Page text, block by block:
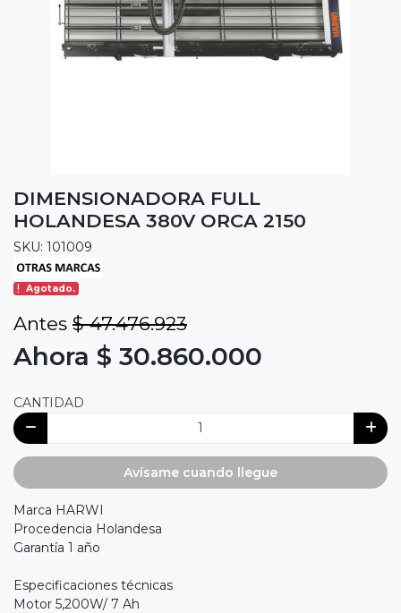
DIMENSIONADORA FULL
HOLANDESA 380V ORCA 2150
SKU: 101009
Agotado.
Antes $ 47.476.923
Ahora $ 30.860.000
CANTIDAD
Avísame cuando llegue
Marca HARWI
Procedencia Holandesa
Garantía 1 año
Especificaciones técnicas
Motor 5,200W/ 7 Ah